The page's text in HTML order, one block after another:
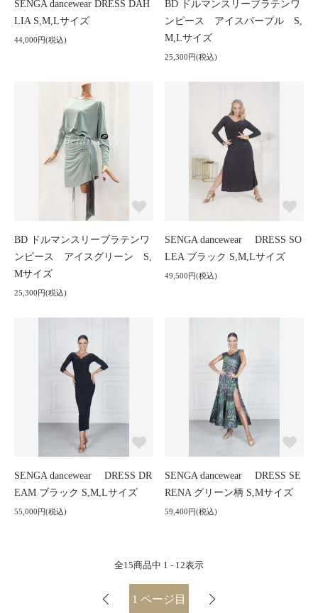
SENGA dancewear DRESS DAH
LIA S,M,Lサイズ
44,000円(税込)
BD ドルマンスリーブラテンワ
ンピース アイスパープル S,
M,Lサイズ
25,300円(税込)
BD ドルマンスリーブラテンワ
ンピース アイスグリーン S,
Mサイズ
25,300円(税込)
SENGA dancewear DRESS SO
LEA ブラック S,M,Lサイズ
49,500円(税込)
SENGA dancewear DRESS DR
EAM ブラック S,M,Lサイズ
55,000円(税込)
SENGA dancewear DRESS SE
RENA グリーン柄 S,Mサイズ
59,400円(税込)
全15商品中 1 - 12表示
1 ページ目